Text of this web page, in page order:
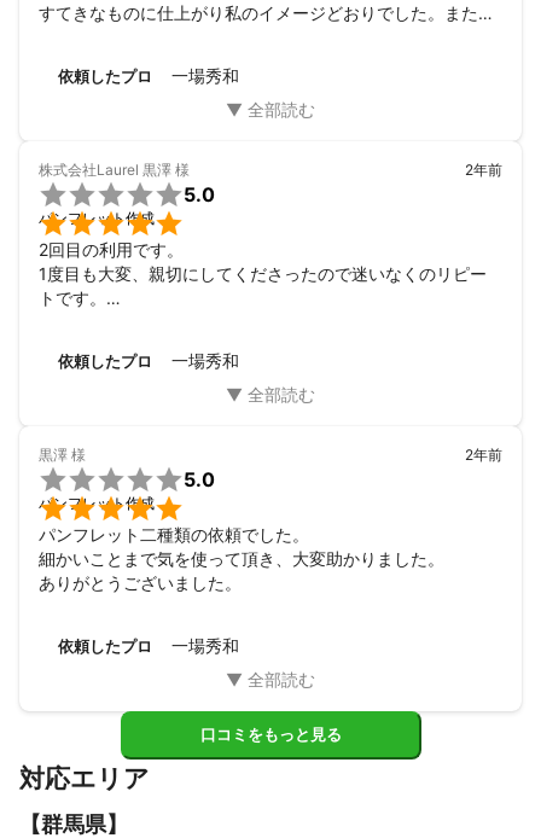
すてきなものに仕上がり私のイメージどおりでした。また何
依頼したプロ 一場秀和
株式会社Laurel 黒澤 様


5.0
パンフレット作成
2年前
2回目の利用です。
1度目も大変、親切にしてくださったので迷いなくのリピー
トです。
依頼したプロ 一場秀和
黒澤 様


5.0
パンフレット作成
2年前
パンフレット二種類の依頼でした。
細かいことまで気を使って頂き、大変助かりました。
ありがとうございました。
依頼したプロ 一場秀和
口コミをもっと見る
対応エリア
【群馬県】